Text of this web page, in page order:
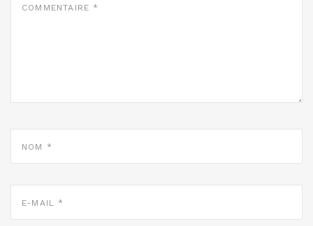
MAIL